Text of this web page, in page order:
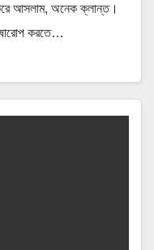
করে আসলাম, অনেক ক্লান্ত।
করতে…